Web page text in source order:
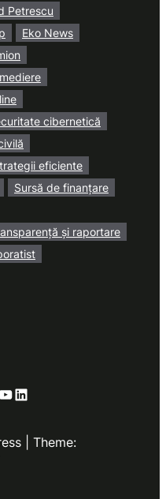
Petrescu
Eko News
cibernetică
eficiente
Sursă de finanțare
și raportare
LinkedIn
| Theme: